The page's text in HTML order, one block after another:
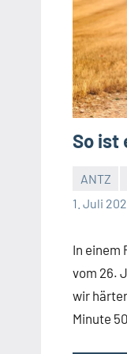
So ist
ANTZ
1. Juli
In einem
vom 26.
wir
Minute